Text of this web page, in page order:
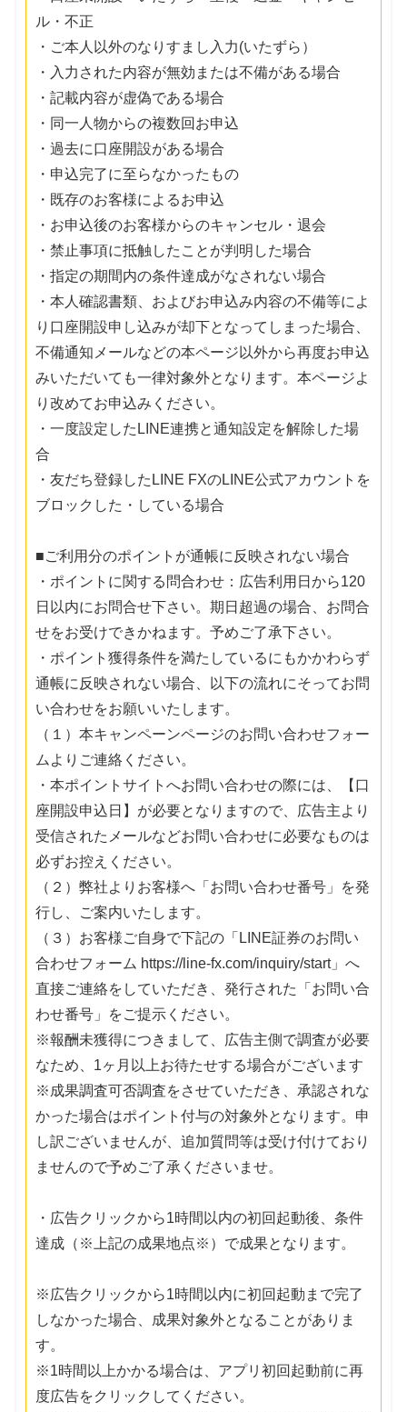
ル・不正
・ご本人以外のなりすまし入力(いたずら）
・入力された内容が無効または不備がある場合
・記載内容が虚偽である場合
・同一人物からの複数回お申込
・過去に口座開設がある場合
・申込完了に至らなかったもの
・既存のお客様によるお申込
・お申込後のお客様からのキャンセル・退会
・禁止事項に抵触したことが判明した場合
・指定の期間内の条件達成がなされない場合
・本人確認書類、およびお申込み内容の不備等によ
り口座開設申し込みが却下となってしまった場合、
不備通知メールなどの本ページ以外から再度お申込
みいただいても一律対象外となります。本ページよ
り改めてお申込みください。
・一度設定したLINE連携と通知設定を解除した場
合
・友だち登録したLINE FXのLINE公式アカウントを
ブロックした・している場合
■ご利用分のポイントが通帳に反映されない場合
・ポイントに関する問合わせ：広告利用日から120
日以内にお問合せ下さい。期日超過の場合、お問合
せをお受けできかねます。予めご了承下さい。
・ポイント獲得条件を満たしているにもかかわらず
通帳に反映されない場合、以下の流れにそってお問
い合わせをお願いいたします。
（１）本キャンペーンページのお問い合わせフォー
ムよりご連絡ください。
・本ポイントサイトへお問い合わせの際には、【口
座開設申込日】が必要となりますので、広告主より
受信されたメールなどお問い合わせに必要なものは
必ずお控えください。
（２）弊社よりお客様へ「お問い合わせ番号」を発
行し、ご案内いたします。
（３）お客様ご自身で下記の「LINE証券のお問い
合わせフォーム https://line-fx.com/inquiry/start」へ
直接ご連絡をしていただき、発行された「お問い合
わせ番号」をご提示ください。
※報酬未獲得につきまして、広告主側で調査が必要
なため、1ヶ月以上お待たせする場合がございます
※成果調査可否調査をさせていただき、承認されな
かった場合はポイント付与の対象外となります。申
し訳ございませんが、追加質問等は受け付けており
ませんので予めご了承くださいませ。
・広告クリックから1時間以内の初回起動後、条件
達成（※上記の成果地点※）で成果となります。
※広告クリックから1時間以内に初回起動まで完了
しなかった場合、成果対象外となることがありま
す。
※1時間以上かかる場合は、アプリ初回起動前に再
度広告をクリックしてください。